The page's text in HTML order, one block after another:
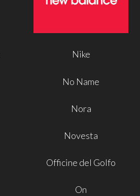
Nike
No Name
Nora
Novesta
Officine del Golfo
On